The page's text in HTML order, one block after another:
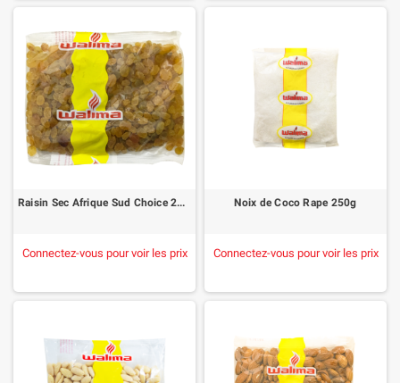
Raisin Sec Afrique Sud Choice 250g
Connectez-vous pour voir les prix
Noix de Coco Rape 250g
Connectez-vous pour voir les prix